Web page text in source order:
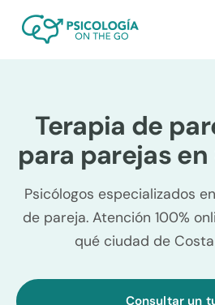
Terapia de
para parejas
Psicólogos especializados
de pareja. Atención 100%
qué ciudad de
Consultar un